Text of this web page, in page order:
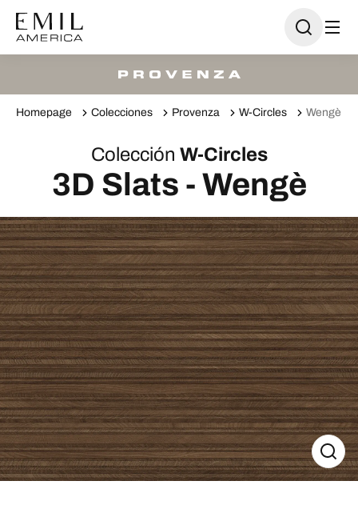
Homepage Colecciones Provenza W-Circles Wengè
Colección W-Circles
3D Slats - Wengè